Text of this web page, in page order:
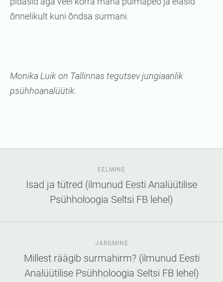
õnnelikult kuni õndsa surmani.
Monika Luik on Tallinnas tegutsev jungiaanlik
psühhoanalüütik.
EELMINE
Isad ja tütred (ilmunud Eesti Analüütilise
Psühholoogia Seltsi FB lehel)
JÄRGMINE
Millest räägib surmahirm? (ilmunud Eesti
Analüütilise Psühholoogia Seltsi FB lehel)